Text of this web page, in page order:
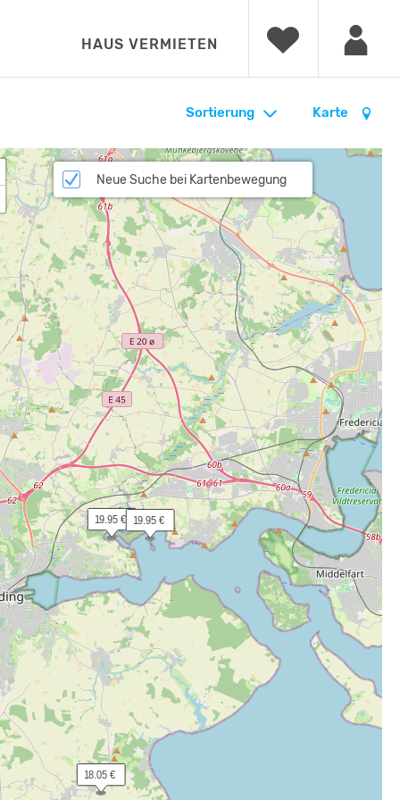
HAUS VERMIETEN
Karte
Sortierung
18.05 €
19.95 € 19.95 €
Neue Suche bei Kartenbewegung